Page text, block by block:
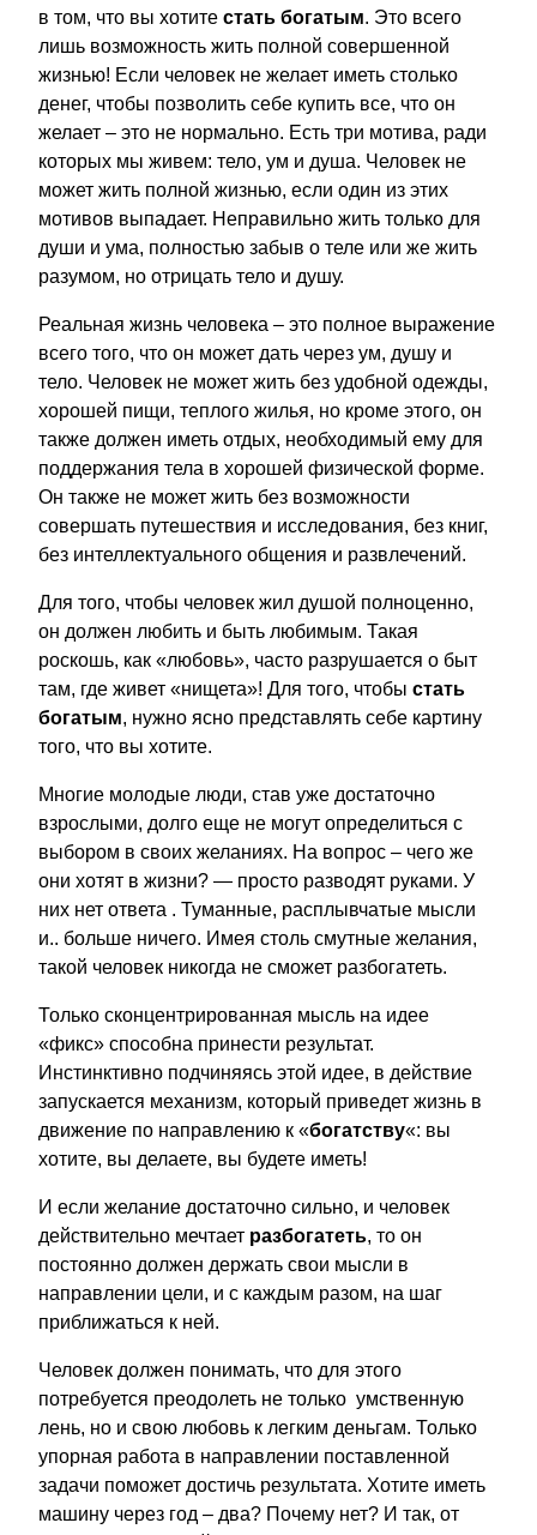
в том, что вы хотите стать богатым. Это всего
лишь возможность жить полной совершенной
жизнью! Если человек не желает иметь столько
денег, чтобы позволить себе купить все, что он
желает – это не нормально. Есть три мотива, ради
которых мы живем: тело, ум и душа. Человек не
может жить полной жизнью, если один из этих
мотивов выпадает. Неправильно жить только для
души и ума, полностью забыв о теле или же жить
разумом, но отрицать тело и душу.
Реальная жизнь человека – это полное выражение
всего того, что он может дать через ум, душу и
тело. Человек не может жить без удобной одежды,
хорошей пищи, теплого жилья, но кроме этого, он
также должен иметь отдых, необходимый ему для
поддержания тела в хорошей физической форме.
Он также не может жить без возможности
совершать путешествия и исследования, без книг,
без интеллектуального общения и развлечений.
Для того, чтобы человек жил душой полноценно,
он должен любить и быть любимым. Такая
роскошь, как «любовь», часто разрушается о быт
там, где живет «нищета»! Для того, чтобы стать
богатым, нужно ясно представлять себе картину
того, что вы хотите.
Многие молодые люди, став уже достаточно
взрослыми, долго еще не могут определиться с
выбором в своих желаниях. На вопрос – чего же
они хотят в жизни? — просто разводят руками. У
них нет ответа . Туманные, расплывчатые мысли
и.. больше ничего. Имея столь смутные желания,
такой человек никогда не сможет разбогатеть.
Только сконцентрированная мысль на идее
«фикс» способна принести результат.
Инстинктивно подчиняясь этой идее, в действие
запускается механизм, который приведет жизнь в
движение по направлению к «богатству«: вы
хотите, вы делаете, вы будете иметь!
И если желание достаточно сильно, и человек
действительно мечтает разбогатеть, то он
постоянно должен держать свои мысли в
направлении цели, и с каждым разом, на шаг
приближаться к ней.
Человек должен понимать, что для этого
потребуется преодолеть не только умственную
лень, но и свою любовь к легким деньгам. Только
упорная работа в направлении поставленной
задачи поможет достичь результата. Хотите иметь
машину через год – два? Почему нет? И так, от